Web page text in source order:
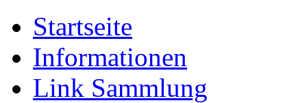
Startseite
Informationen
Link Sammlung